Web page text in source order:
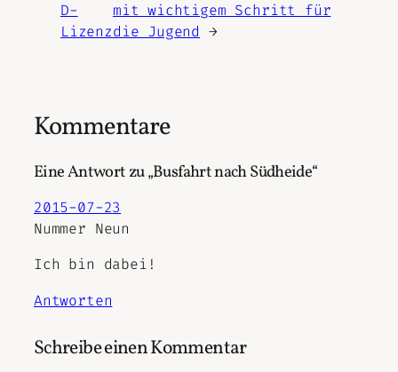
D-
Lizenz
mit wichtigem Schritt für
die Jugend →
Kommentare
Eine Antwort zu „Busfahrt nach Südheide“
2015-07-23
Nummer Neun
Ich bin dabei!
Antworten
Schreibe einen Kommentar